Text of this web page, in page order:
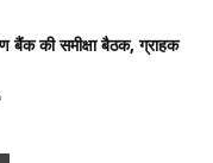
बैंक की समीक्षा बैठक, ग्राहक